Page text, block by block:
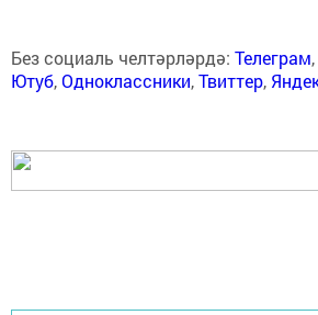
Без социаль челтәрләрдә: Телеграм,
Ютуб,Одноклассники,Твиттер,